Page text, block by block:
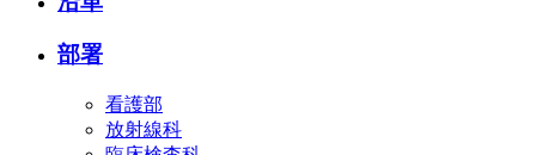
部署
看護部
放射線科